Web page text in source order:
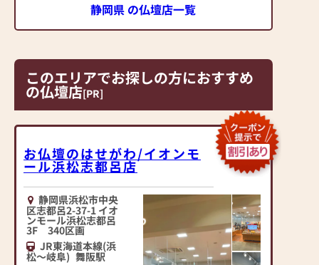
静岡県 の仏壇店一覧
このエリアでお探しの方におすすめ
の仏壇店[PR]
お仏壇のはせがわ/イオンモ
ール浜松志都呂店
静岡県浜松市中央
区志都呂2-37-1 イオ
ンモール浜松志都呂
3F 340区画
JR東海道本線(浜
松～岐阜) 舞阪駅